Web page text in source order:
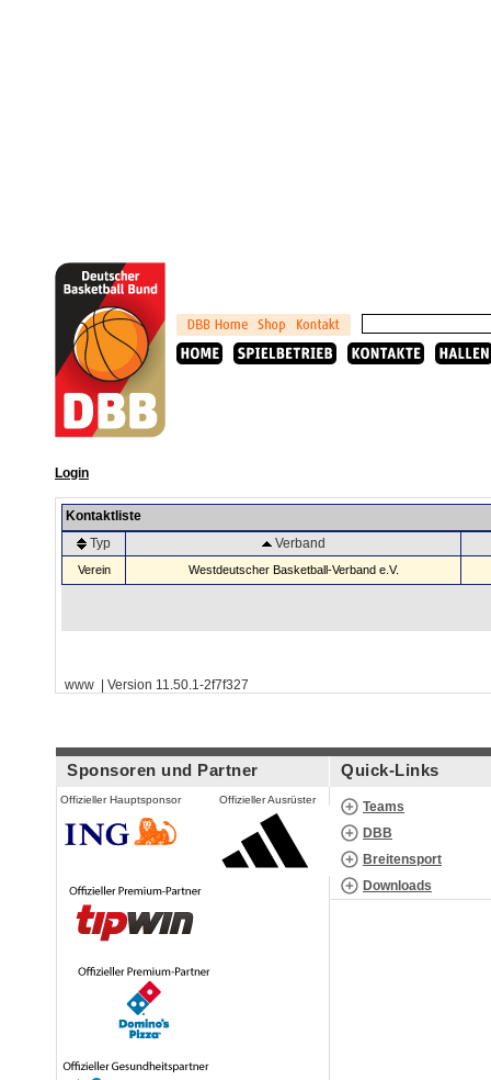
Login
Kontaktliste
Typ
Verband
Verein Westdeutscher Basketball-Verband e.V.
www | Version 11.50.1-2f7f327
Sponsoren und Partner
Offizieller Hauptsponsor Offizieller Ausrüster
Quick-Links
Teams
DBB
Breitensport
Downloads